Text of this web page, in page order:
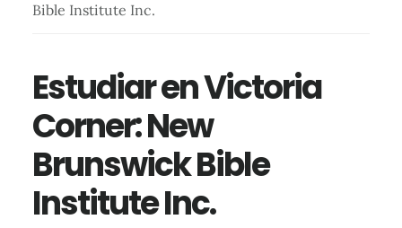
Bible Institute Inc.
Estudiar en Victoria
Corner: New
Brunswick Bible
Institute Inc.